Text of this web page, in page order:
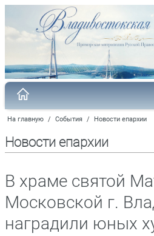
На главную / События / Новости епархии
Новости епархии
В храме святой
Московской г.
наградили юных